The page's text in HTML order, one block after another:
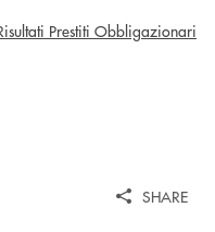
SHARE